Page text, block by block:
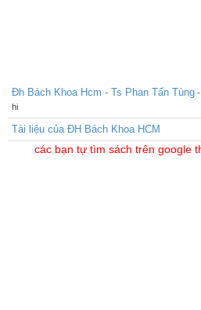
Đh Bách Khoa Hcm - Ts Phan Tấn Tùng
hi
Tài liệu của ĐH Bách Khoa HCM
các bạn tự tìm sách trên google